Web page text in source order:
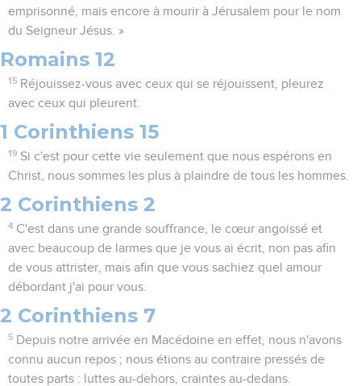
emprisonné, mais encore à mourir à Jérusalem pour le nom
du Seigneur Jésus. »
Romains 12
15 Réjouissez-vous avec ceux qui se réjouissent, pleurez
avec ceux qui pleurent.
1 Corinthiens 15
19 Si c'est pour cette vie seulement que nous espérons en
Christ, nous sommes les plus à plaindre de tous les hommes.
2 Corinthiens 2
4 C'est dans une grande souffrance, le cœur angoissé et
avec beaucoup de larmes que je vous ai écrit, non pas afin
de vous attrister, mais afin que vous sachiez quel amour
débordant j'ai pour vous.
2 Corinthiens 7
5 Depuis notre arrivée en Macédoine en effet, nous n'avons
connu aucun repos ; nous étions au contraire pressés de
toutes parts : luttes au-dehors, craintes au-dedans.